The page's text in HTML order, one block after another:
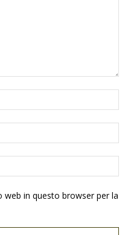
web in questo browser per la